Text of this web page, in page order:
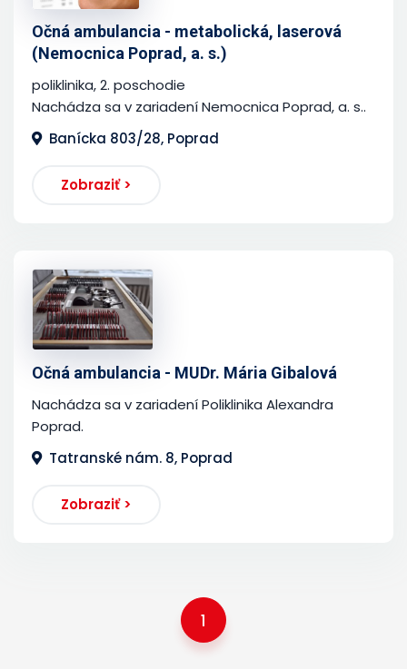
Očná ambulancia - metabolická, laserová
(Nemocnica Poprad, a. s.)
poliklinika, 2. poschodie
Nachádza sa v zariadení Nemocnica Poprad, a. s..
Banícka 803/28, Poprad
Zobraziť >
Očná ambulancia - MUDr. Mária Gibalová
Nachádza sa v zariadení Poliklinika Alexandra
Poprad.
Tatranské nám. 8, Poprad
Zobraziť >
1